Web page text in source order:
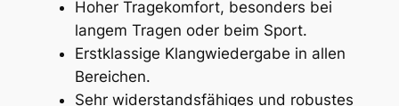
Hoher Tragekomfort, besonders bei
langem Tragen oder beim Sport.
Erstklassige Klangwiedergabe in allen
Bereichen.
Sehr widerstandsfähiges und robustes